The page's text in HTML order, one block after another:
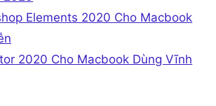
Elements 2020 Cho Macbook
2020 Cho Macbook Dùng Vĩnh